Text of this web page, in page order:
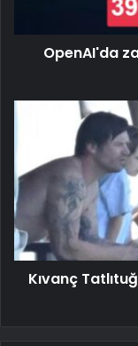
OpenAI'da
Kıvanç